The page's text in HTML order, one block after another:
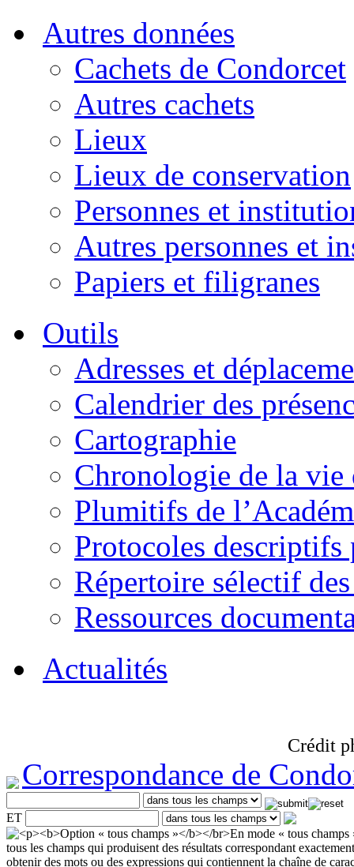
Autres données
Cachets de Condorcet
Autres cachets
Lieux
Lieux de conservation
Personnes et
Autres personnes et
Papiers et filigranes
Outils
Adresses et
Calendrier des
Cartographie
Chronologie de la vie
Plumitifs de
Protocoles descriptifs
Répertoire sélectif
Ressources
Actualités
Crédit
Correspondance de
ET